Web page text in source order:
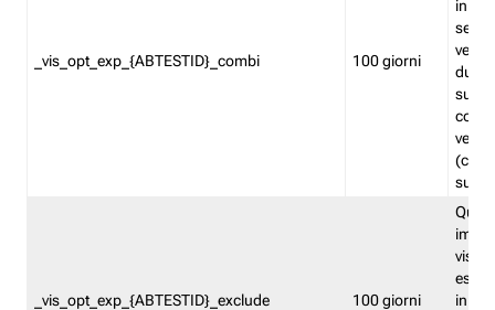
_vis_opt_exp_{ABTESTID}_combi 100 giorni
in
_vis_opt_exp_{ABTESTID}_exclude 100 giorni
in